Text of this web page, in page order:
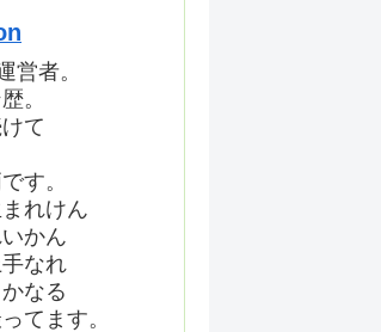
営者。
。
て
す。
れけん
かん
なれ
なる
てます。